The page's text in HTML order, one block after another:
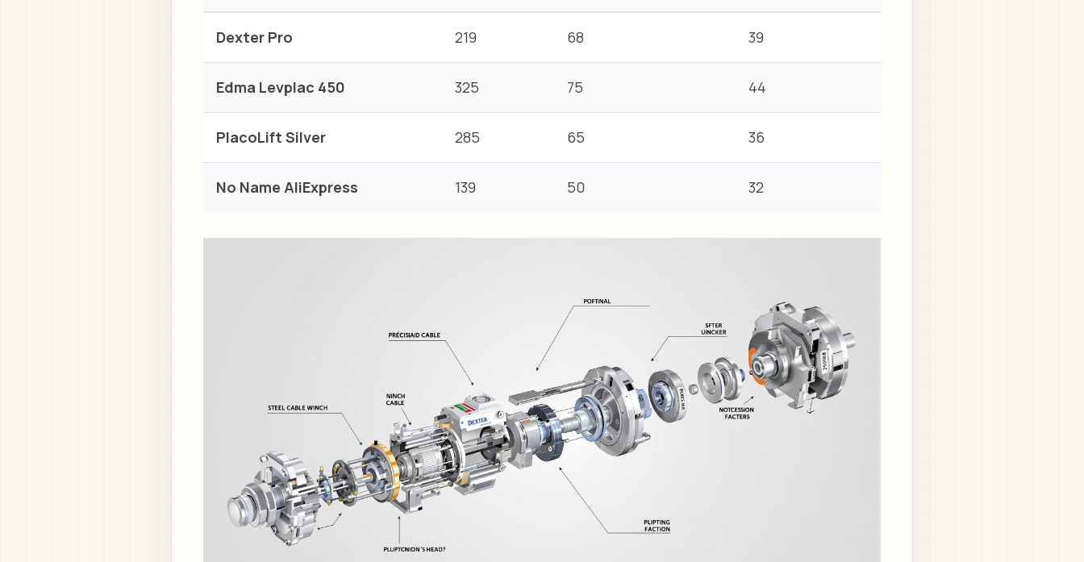
Dexter Pro 219 68 39
Edma Levplac 450 325 75 44
PlacoLift Silver 285 65 36
No Name AliExpress 139 50 32